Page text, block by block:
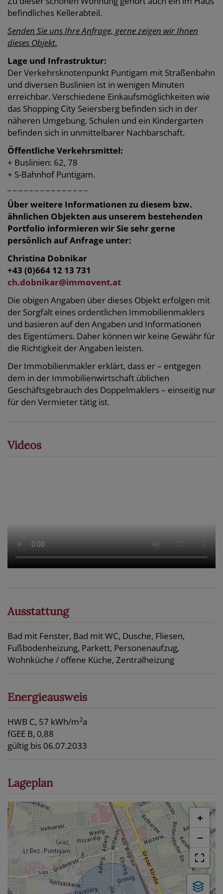
befindliches Kellerabteil.
Senden Sie uns Ihre Anfrage, gerne zeigen wir Ihnen
dieses Objekt.
Lage und Infrastruktur:
Der Verkehrsknotenpunkt Puntigam mit Straßenbahn
und diversen Buslinien ist in wenigen Minuten
erreichbar. Verschiedene Einkaufsmöglichkeiten wie
das Shopping City Seiersberg befinden sich in der
näheren Umgebung. Schulen und ein Kindergarten
befinden sich in unmittelbarer Nachbarschaft.
Öffentliche Verkehrsmittel:
+ Buslinien: 62, 78
+ S-Bahnhof Puntigam.
Über weitere Informationen zu diesem bzw.
ähnlichen Objekten aus unserem bestehenden
Portfolio informieren wir Sie sehr gerne
persönlich auf Anfrage unter:
Christina Dobnikar
+43 (0)664 12 13 731
ch.dobnikar@immovent.at
Die obigen Angaben über dieses Objekt erfolgen mit
der Sorgfalt eines ordentlichen Immobilienmaklers
und basieren auf den Angaben und Informationen
des Eigentümers. Daher können wir keine Gewähr für
die Richtigkeit der Angaben leisten.
Der Immobilienmakler erklärt, dass er – entgegen
dem in der Immobilienwirtschaft üblichen
Geschäftsgebrauch des Doppelmaklers – einseitig nur
für den Vermieter tätig ist.
Videos
Ausstattung
Bad mit Fenster Bad mit WC Dusche Fliesen
Fußbodenheizung Parkett Personenaufzug
Wohnküche / offene Küche Zentralheizung
Energieausweis
HWB C, 57 kWh/m2a
fGEE B, 0,88
gültig bis 06.07.2033
Lageplan
+
−